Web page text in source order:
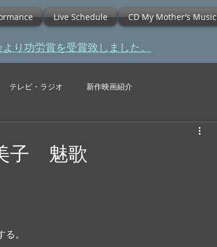
Live Schedule CD My Mother’s Music
り功労賞を受賞致しました。
テレビ・ラジオ 新作映画紹介
子 魅歌
。